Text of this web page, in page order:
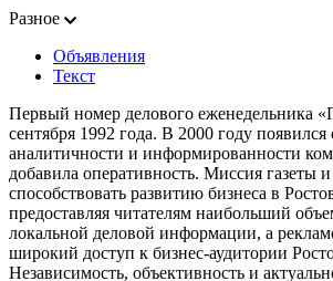
Разное
Объявления
Текст
Первый номер делового еженедельника
сентября 1992 года. В 2000 году
аналитичности и информированности
добавила оперативность. Миссия газеты
способствовать развитию бизнеса в
предоставляя читателям наибольший
локальной деловой информации, а
широкий доступ к бизнес-аудитории
Независимость, объективность и